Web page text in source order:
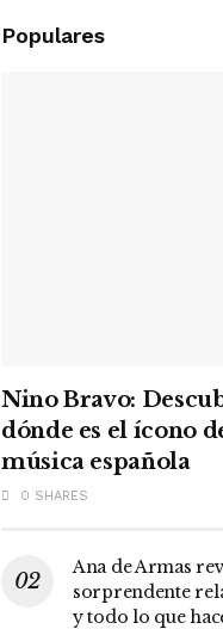
Populares
Nino Bravo:
dónde es el ícono
música española
0 SHARES
Ana de Armas
sorprendente
y todo lo que